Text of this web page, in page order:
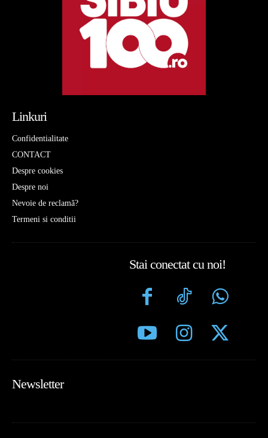
Linkuri
Confidentialitate
CONTACT
Despre cookies
Despre noi
Nevoie de reclamă?
Termeni si conditii
Stai conectat cu noi!
Newsletter